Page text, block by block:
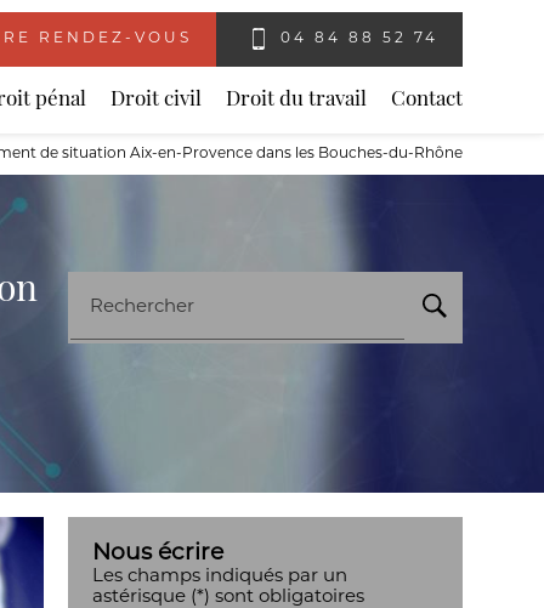
RENDEZ-VOUS 04 84 88 52 74
pénal Droit civil Droit du travail Contact
de situation Aix-en-Provence dans les Bouches-du-Rhône
Rechercher
Nous écrire
Les champs indiqués par un
astérisque (*) sont obligatoires